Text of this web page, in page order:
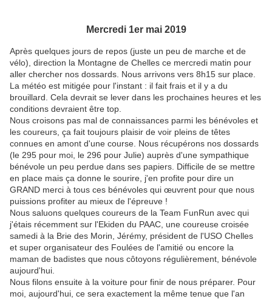
Mercredi 1er mai 2019
Après quelques jours de repos (juste un peu de marche et de
vélo), direction la Montagne de Chelles ce mercredi matin pour
aller chercher nos dossards. Nous arrivons vers 8h15 sur place.
La météo est mitigée pour l'instant : il fait frais et il y a du
brouillard. Cela devrait se lever dans les prochaines heures et les
conditions devraient être top.
Nous croisons pas mal de connaissances parmi les bénévoles et
les coureurs, ça fait toujours plaisir de voir pleins de têtes
connues en amont d'une course. Nous récupérons nos dossards
(le 295 pour moi, le 296 pour Julie) auprès d'une sympathique
bénévole un peu perdue dans ses papiers. Difficile de se mettre
en place mais ça donne le sourire, j'en profite pour dire un
GRAND merci à tous ces bénévoles qui œuvrent pour que nous
puissions profiter au mieux de l'épreuve !
Nous saluons quelques coureurs de la Team FunRun avec qui
j'étais récemment sur l'Ekiden du PAAC, une coureuse croisée
samedi à la Brie des Morin, Jérémy, président de l'USO Chelles
et super organisateur des Foulées de l'amitié ou encore la
maman de badistes que nous côtoyons régulièrement, bénévole
aujourd'hui.
Nous filons ensuite à la voiture pour finir de nous préparer. Pour
moi, aujourd'hui, ce sera exactement la même tenue que l'an